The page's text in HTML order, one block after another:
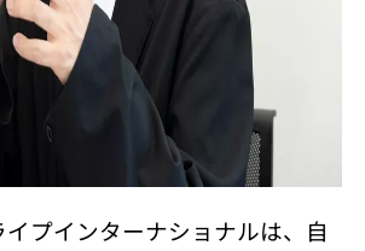
プインターナショナルは、自